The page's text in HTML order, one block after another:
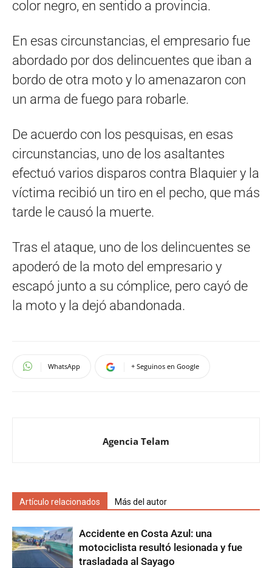
color negro, en sentido a provincia.
En esas circunstancias, el empresario fue
abordado por dos delincuentes que iban a
bordo de otra moto y lo amenazaron con
un arma de fuego para robarle.
De acuerdo con los pesquisas, en esas
circunstancias, uno de los asaltantes
efectuó varios disparos contra Blaquier y la
víctima recibió un tiro en el pecho, que más
tarde le causó la muerte.
Tras el ataque, uno de los delincuentes se
apoderó de la moto del empresario y
escapó junto a su cómplice, pero cayó de
la moto y la dejó abandonada.
WhatsApp + Seguinos en Google
Agencia Telam
Artículo relacionados Más del autor
Accidente en Costa Azul: una
motociclista resultó lesionada y fue
trasladada al Sayago